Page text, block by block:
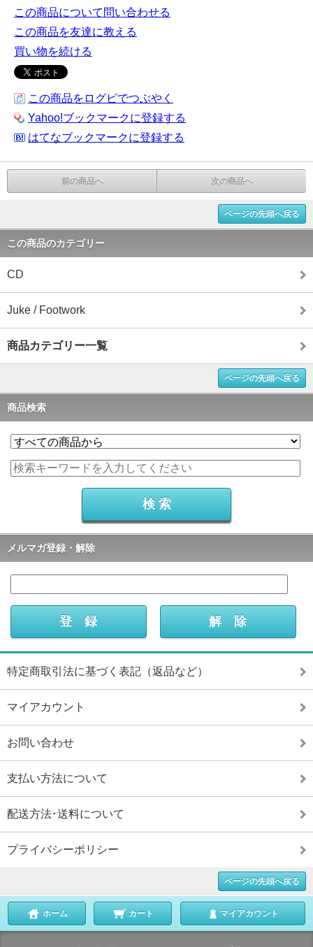
この商品について問い合わせる
この商品を友達に教える
買い物を続ける
この商品をログピでつぶやく
Yahoo!ブックマークに登録する
はてなブックマークに登録する
前の商品へ 次の商品へ
ページの先頭へ戻る
この商品のカテゴリー
CD
Juke / Footwork
商品カテゴリー一覧
ページの先頭へ戻る
商品検索
メルマガ登録・解除
特定商取引法に基づく表記（返品など）
マイアカウント
お問い合わせ
支払い方法について
配送方法･送料について
プライバシーポリシー
ページの先頭へ戻る
ホーム カート マイアカウント